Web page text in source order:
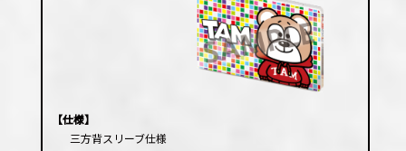
【仕様】
三方背スリーブ仕様